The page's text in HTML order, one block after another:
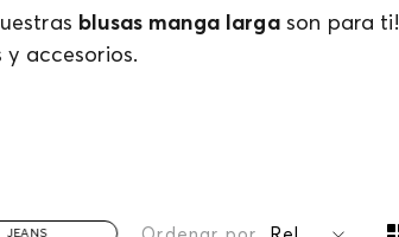
blusas manga largason para ti!
accesorios.
JEANS